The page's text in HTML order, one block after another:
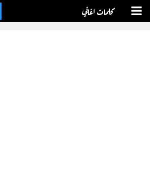
كلمات اغاني